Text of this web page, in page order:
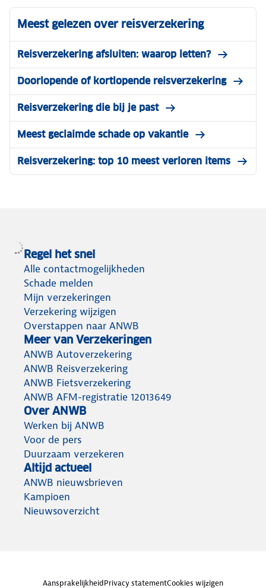
Meest gelezen over reisverzekering
Reisverzekering afsluiten: waarop letten?
Doorlopende of kortlopende reisverzekering
Reisverzekering die bij je past
Meest geclaimde schade op vakantie
Reisverzekering: top 10 meest verloren items
Regel het snel
Alle contactmogelijkheden
Schade melden
Mijn verzekeringen
Verzekering wijzigen
Overstappen naar ANWB
Meer van Verzekeringen
ANWB Autoverzekering
ANWB Reisverzekering
ANWB Fietsverzekering
ANWB AFM-registratie 12013649
Over ANWB
Werken bij ANWB
Voor de pers
Duurzaam verzekeren
Altijd actueel
ANWB nieuwsbrieven
Kampioen
Nieuwsoverzicht
AansprakelijkheidPrivacy statementCookies wijzigen